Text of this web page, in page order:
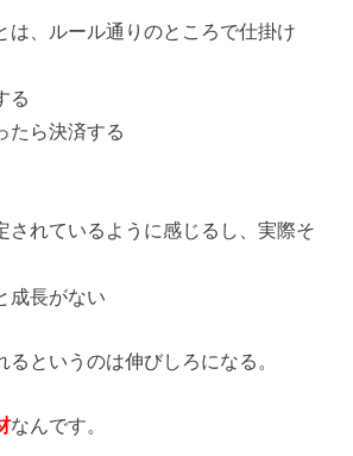
は、ルール通りのところで仕掛け
る
たら決済する
されているように感じるし、実際そ
成長がない
るというのは伸びしろになる。
なんです。